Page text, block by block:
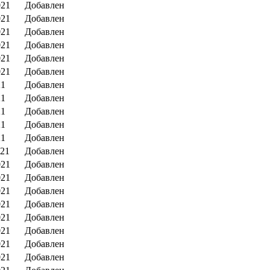
Добавлен
Добавлен
Добавлен
Добавлен
Добавлен
Добавлен
Добавлен
Добавлен
Добавлен
Добавлен
Добавлен
Добавлен
Добавлен
Добавлен
Добавлен
Добавлен
Добавлен
Добавлен
Добавлен
Добавлен